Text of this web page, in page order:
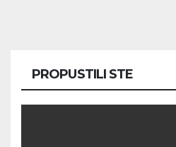
PROPUSTILI STE